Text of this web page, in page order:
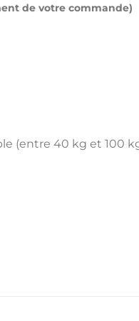
de votre commande)
(entre 40 kg et 100